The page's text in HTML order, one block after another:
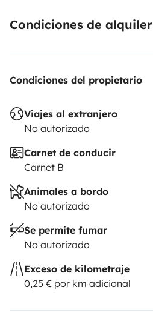
Condiciones de alquiler
Condiciones del propietario
Viajes al extranjero
No autorizado
Carnet de conducir
Carnet B
Animales a bordo
No autorizado
Se permite fumar
No autorizado
Exceso de kilometraje
0,25 € por km adicional